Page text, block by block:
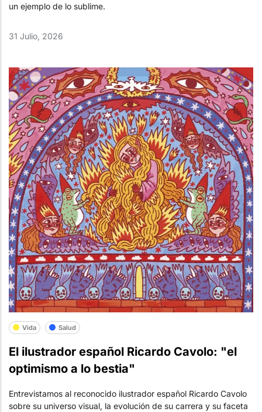
un ejemplo de lo sublime.
31 Julio, 2026
Vida Salud
El ilustrador español Ricardo Cavolo: "el
optimismo a lo bestia"
Entrevistamos al reconocido ilustrador español Ricardo Cavolo
sobre su universo visual, la evolución de su carrera y su faceta